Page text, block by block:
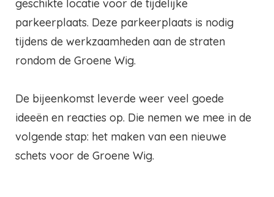
geschikte locatie voor de tijdelijke
parkeerplaats. Deze parkeerplaats is nodig
tijdens de werkzaamheden aan de straten
rondom de Groene Wig.
De bijeenkomst leverde weer veel goede
ideeën en reacties op. Die nemen we mee in de
volgende stap: het maken van een nieuwe
schets voor de Groene Wig.